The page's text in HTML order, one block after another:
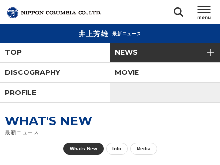
閉じる
アーティスト
ジャンル
井上芳雄 最新ニュース
TOP NEWS
DISCOGRAPHY MOVIE
PROFILE
WHAT'S NEW
最新ニュース
What's New Info Media